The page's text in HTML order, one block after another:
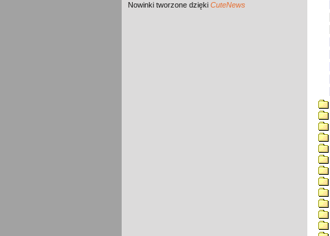
Nowinki tworzone dzięki CuteNews